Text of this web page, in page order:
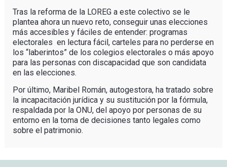
Tras la reforma de la LOREG a este colectivo se le
plantea ahora un nuevo reto, conseguir unas elecciones
más accesibles y fáciles de entender: programas
electorales en lectura fácil, carteles para no perderse en
los “laberintos” de los colegios electorales o más apoyo
para las personas con discapacidad que son candidata
en las elecciones.
Por último, Maribel Román, autogestora, ha tratado sobre
la incapacitación jurídica y su sustitución por la fórmula,
respaldada por la ONU, del apoyo por personas de su
entorno en la toma de decisiones tanto legales como
sobre el patrimonio.